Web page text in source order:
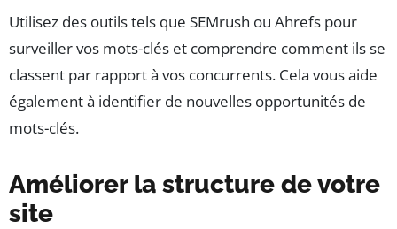
Utilisez des outils tels que SEMrush ou Ahrefs pour
surveiller vos mots-clés et comprendre comment ils se
classent par rapport à vos concurrents. Cela vous aide
également à identifier de nouvelles opportunités de
mots-clés.
Améliorer la structure de votre
site